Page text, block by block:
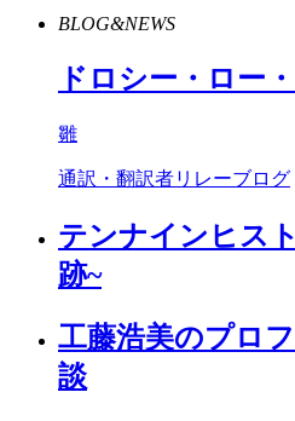
BLOG&NEWS
ドロシー・ロー
雛
通訳・翻訳者リレーブログ
テンナインヒス
跡~
工藤浩美のプロ
談